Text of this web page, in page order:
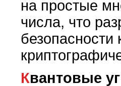
на простые
числа, что
безопасности
Квантовые угрозы для